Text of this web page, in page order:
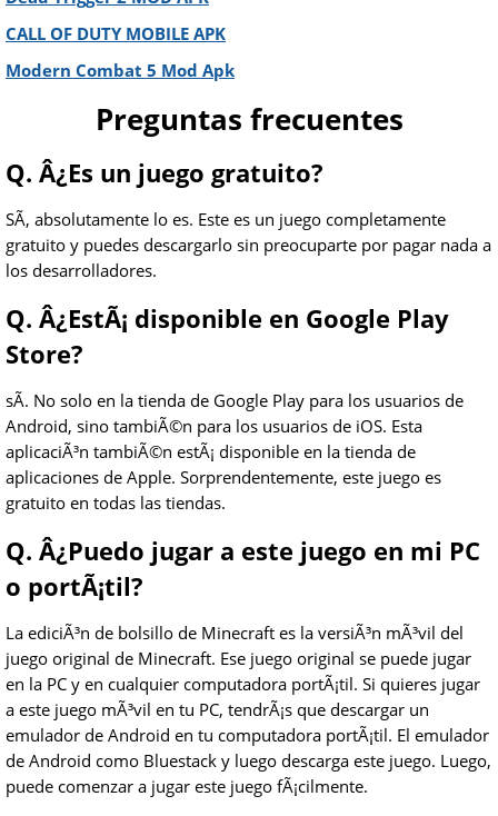
CALL OF DUTY MOBILE APK
Modern Combat 5 Mod Apk
Preguntas frecuentes
Q. Â¿Es un juego gratuito?
SÃ­, absolutamente lo es. Este es un juego completamente
gratuito y puedes descargarlo sin preocuparte por pagar nada a
los desarrolladores.
Q. Â¿EstÃ¡ disponible en Google Play
Store?
sÃ­. No solo en la tienda de Google Play para los usuarios de
Android, sino tambiÃ©n para los usuarios de iOS. Esta
aplicaciÃ³n tambiÃ©n estÃ¡ disponible en la tienda de
aplicaciones de Apple. Sorprendentemente, este juego es
gratuito en todas las tiendas.
Q. Â¿Puedo jugar a este juego en mi PC
o portÃ¡til?
La ediciÃ³n de bolsillo de Minecraft es la versiÃ³n mÃ³vil del
juego original de Minecraft. Ese juego original se puede jugar
en la PC y en cualquier computadora portÃ¡til. Si quieres jugar
a este juego mÃ³vil en tu PC, tendrÃ¡s que descargar un
emulador de Android en tu computadora portÃ¡til. El emulador
de Android como Bluestack y luego descarga este juego. Luego,
puede comenzar a jugar este juego fÃ¡cilmente.